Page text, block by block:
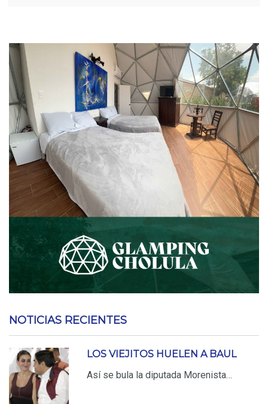
NOTICIAS RECIENTES
LOS VIEJITOS HUELEN A BAUL
Así se bula la diputada Morenista…